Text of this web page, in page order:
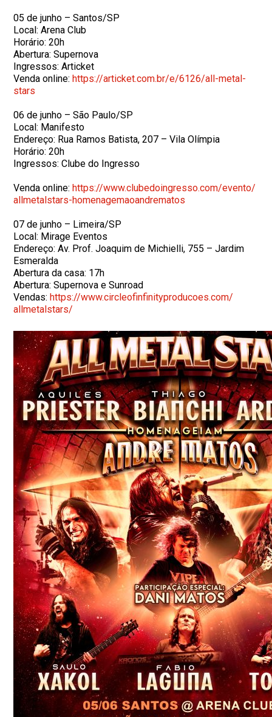
05 de junho – Santos/SP
Local: Arena Club
Horário: 20h
Abertura: Supernova
Ingressos: Articket
Venda online:https://articket.com.br/e/6126/all-metal-
stars
06 de junho – São Paulo/SP
Local: Manifesto
Endereço: Rua Ramos Batista, 207 – Vila Olímpia
Horário: 20h
Ingressos: Clube do Ingresso
Venda online:https://www.clubedoingresso.com/evento/
allmetalstars-homenagemaoandrematos
07 de junho – Limeira/SP
Local: Mirage Eventos
Endereço: Av. Prof. Joaquim de Michielli, 755 – Jardim
Esmeralda
Abertura da casa: 17h
Abertura: Supernova e Sunroad
Vendas:https://www.circleofinfinityproducoes.com/
allmetalstars/